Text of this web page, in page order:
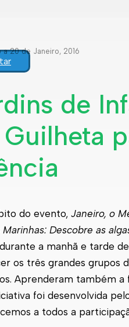
a 20 de Janeiro, 2016
de
do evento, Janeiro, o
Descobre as
a manhã e tarde
os três grandes grupos
Aprenderam também a
foi desenvolvida
a todos a